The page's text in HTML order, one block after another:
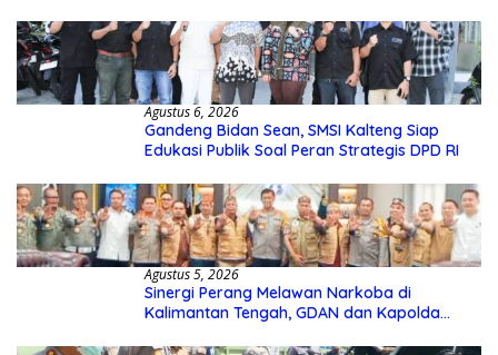
Agustus 6, 2026
Gandeng Bidan Sean, SMSI Kalteng Siap
Edukasi Publik Soal Peran Strategis DPD RI
Agustus 5, 2026
Sinergi Perang Melawan Narkoba di
Kalimantan Tengah, GDAN dan Kapolda